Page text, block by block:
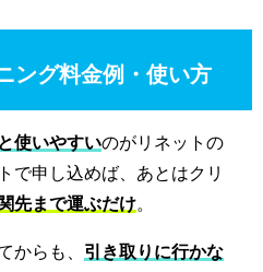
ング料金例・使い方
使いやすいのがリネットの
で申し込めば、あとはクリ
先まで運ぶだけ。
からも、 引き取りに行かな